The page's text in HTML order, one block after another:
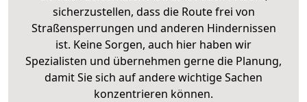
sicherzustellen, dass die Route frei von
Straßensperrungen und anderen Hindernissen
ist. Keine Sorgen, auch hier haben wir
Spezialisten und übernehmen gerne die Planung,
damit Sie sich auf andere wichtige Sachen
konzentrieren können.